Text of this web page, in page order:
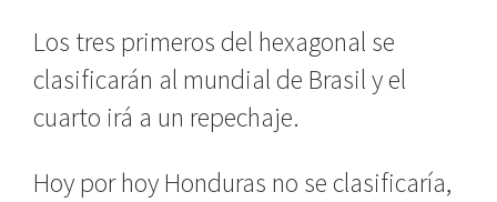
Los tres primeros del hexagonal se
clasificarán al mundial de Brasil y el
cuarto irá a un repechaje.
Hoy por hoy Honduras no se clasificaría,